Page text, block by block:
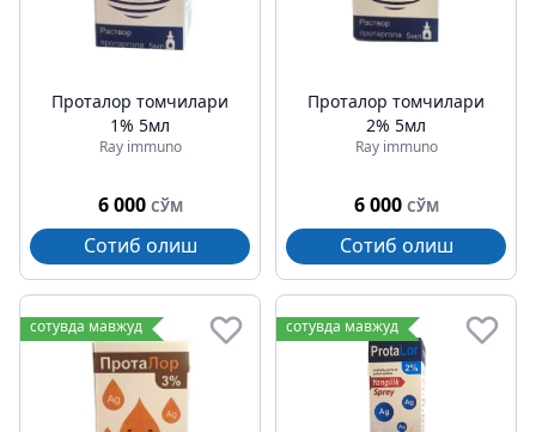
Проталор томчилари
1% 5мл
Ray immuno
6 000 СЎМ
Сотиб олиш
Проталор томчилари
2% 5мл
Ray immuno
6 000 СЎМ
Сотиб олиш
сотувда мавжуд сотувда мавжуд